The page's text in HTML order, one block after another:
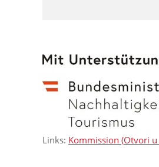
Links: Kommission (Otvori